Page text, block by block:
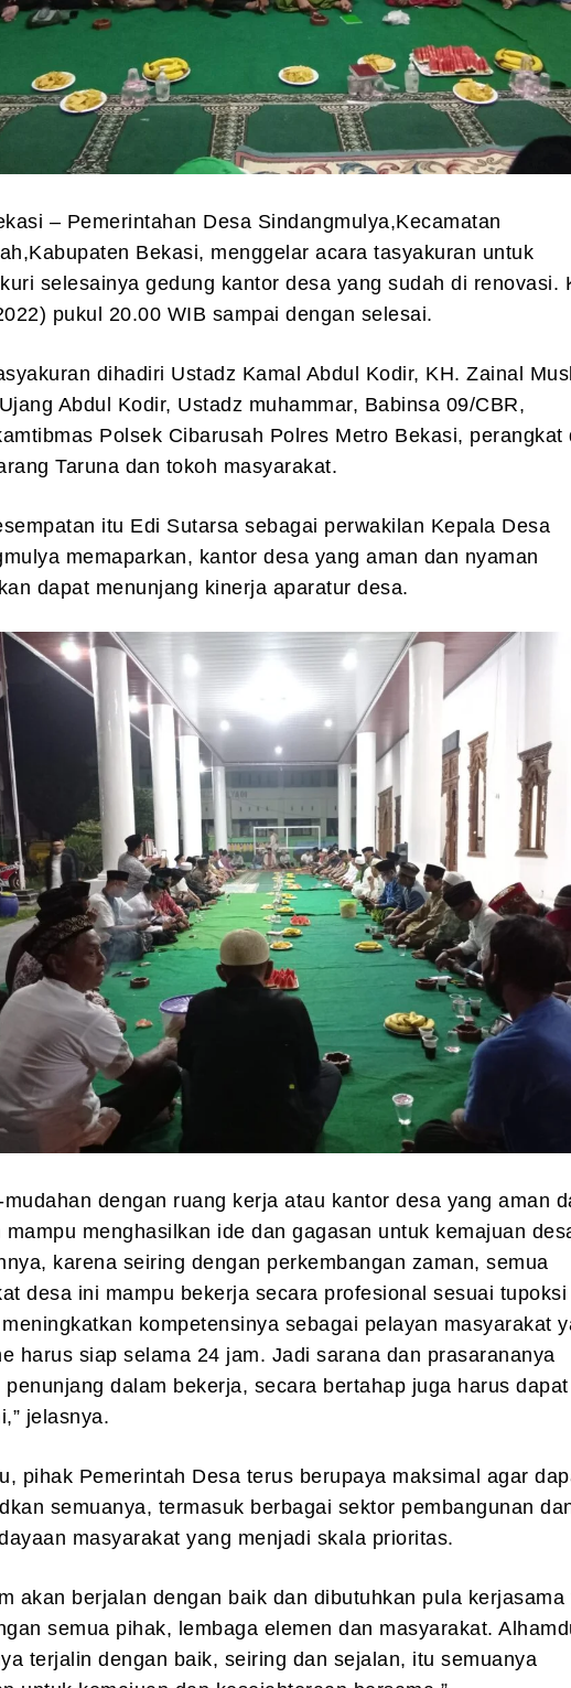
– Pemerintahan Desa Sindangmulya,Kecamatan
Bekasi, menggelar acara tasyakuran untuk
selesainya gedung kantor desa yang sudah di renovasi.
pukul 20.00 WIB sampai dengan selesai.
dihadiri Ustadz Kamal Abdul Kodir, KH. Zainal
Abdul Kodir, Ustadz muhammar, Babinsa 09/CBR,
Polsek Cibarusah Polres Metro Bekasi, perangkat
Taruna dan tokoh masyarakat.
itu Edi Sutarsa sebagai perwakilan Kepala Desa
memaparkan, kantor desa yang aman dan nyaman
dapat menunjang kinerja aparatur desa.
mudahan dengan ruang kerja atau kantor desa yang aman
mampu menghasilkan ide dan gagasan untuk kemajuan
karena seiring dengan perkembangan zaman, semua
desa ini mampu bekerja secara profesional sesuai tupoksi
kompetensinya sebagai pelayan masyarakat
harus siap selama 24 jam. Jadi sarana dan prasarananya
penunjang dalam bekerja, secara bertahap juga harus dapat
jelasnya.
pihak Pemerintah Desa terus berupaya maksimal agar
semuanya, termasuk berbagai sektor pembangunan
masyarakat yang menjadi skala prioritas.
akan berjalan dengan baik dan dibutuhkan pula kerjasama
semua pihak, lembaga elemen dan masyarakat.
terjalin dengan baik, seiring dan sejalan, itu semuanya